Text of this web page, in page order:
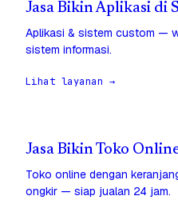
Jasa Bikin Aplikasi di
Aplikasi & sistem custom —
sistem informasi.
Lihat layanan →
Jasa Bikin Toko
Toko online dengan
ongkir — siap jualan 24 jam.